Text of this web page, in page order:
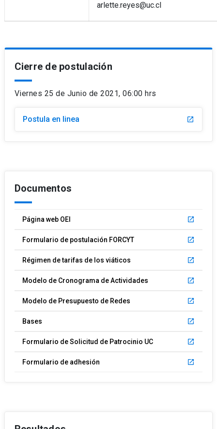
arlette.reyes@uc.cl
Cierre de postulación
Viernes 25 de Junio de 2021, 06:00 hrs
Postula en linea launch
Documentos
Página web OEI launch
Formulario de postulación FORCYT launch
Régimen de tarifas de los viáticos launch
Modelo de Cronograma de Actividades launch
Modelo de Presupuesto de Redes launch
Bases launch
Formulario de Solicitud de Patrocinio UC launch
Formulario de adhesión launch